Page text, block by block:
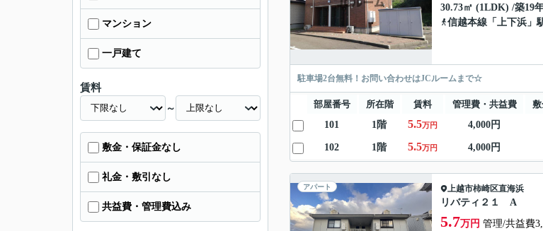
30.73㎡ (1LDK) /築19
信越本線 「 上下浜 」
駐車場2台無料！お問い合わせはJCルームまで☆
部屋番号 所在階 賃料 管理費・共益費
101
1階 5.5万円 4,000円
102 1階 5.5万円 4,000円
アパート 上越市柿崎区直海浜
リバティ２１ A
5.7万円 管理/共益費
マンション
一戸建て
賃料
～
敷金・保証金なし
礼金・敷引なし
共益費・管理費込み